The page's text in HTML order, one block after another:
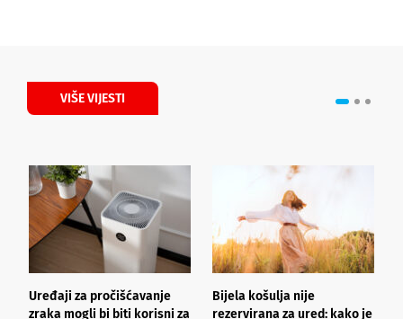
VIŠE VIJESTI
Uređaji za pročišćavanje
zraka mogli bi biti korisni za
Bijela košulja nije
rezervirana za ured: kako je